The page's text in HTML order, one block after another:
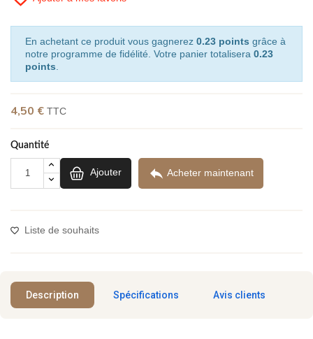
En achetant ce produit vous gagnerez 0.23 points grâce à
notre programme de fidélité. Votre panier totalisera 0.23
points
4,50 € TTC
Quantité
Ajouter  Acheter maintenant
Liste de souhaits
Description Spécifications Avis clients